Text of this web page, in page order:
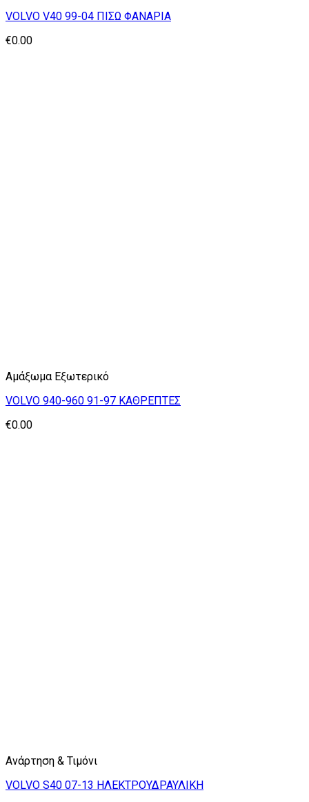
VOLVO V40 99-04 ΠΙΣΩ ΦΑΝΑΡΙΑ
€0.00
Αμάξωμα Εξωτερικό
VOLVO 940-960 91-97 ΚΑΘΡΕΠΤΕΣ
€0.00
Ανάρτηση & Τιμόνι
VOLVO S40 07-13 ΗΛΕΚΤΡΟΥΔΡΑΥΛΙΚΗ